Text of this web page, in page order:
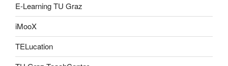
E-Learning TU Graz
iMooX
TELucation